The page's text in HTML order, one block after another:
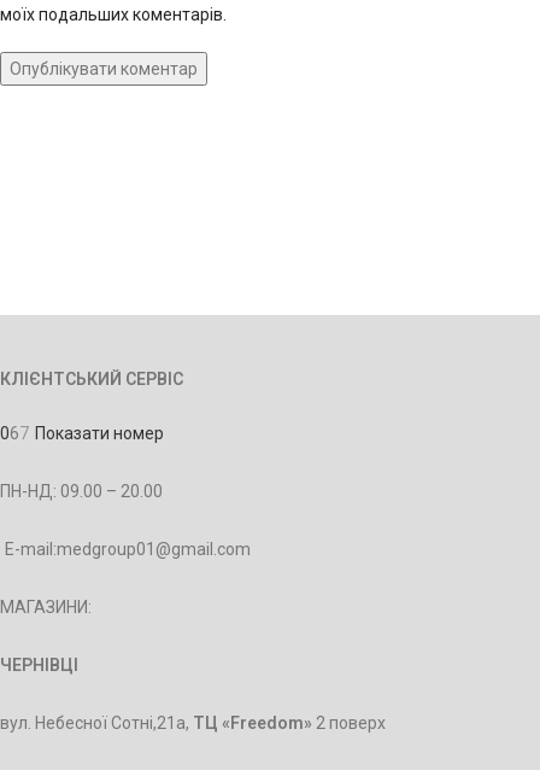
моїх подальших коментарів.
КЛІЄНТСЬКИЙ СЕРВІС
067 Показати номер
ПН-НД: 09.00 – 20.00
E-mail:medgroup01@gmail.com
МАГАЗИНИ:
ЧЕРНІВЦІ
вул. Небесної Сотні,21а, ТЦ «Freedom» 2 поверх